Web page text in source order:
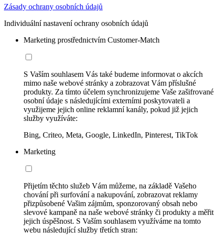
Zásady ochrany osobních údajů
Individuální nastavení ochrany osobních údajů
Marketing prostřednictvím Customer-Match
S Vaším souhlasem Vás také budeme informovat o akcích
mimo naše webové stránky a zobrazovat Vám příslušné
produkty. Za tímto účelem synchronizujeme Vaše zašifrované
osobní údaje s následujícími externími poskytovateli a
využijeme jejich online reklamní kanály, pokud již jejich
služby využíváte:
Bing, Criteo, Meta, Google, LinkedIn, Pinterest, TikTok
Marketing
Přijetím těchto služeb Vám můžeme, na základě Vašeho
chování při surfování a nakupování, zobrazovat reklamy
přizpůsobené Vašim zájmům, sponzorovaný obsah nebo
slevové kampaně na naše webové stránky či produkty a měřit
jejich úspěšnost. S Vaším souhlasem využíváme na tomto
webu následující služby třetích stran: